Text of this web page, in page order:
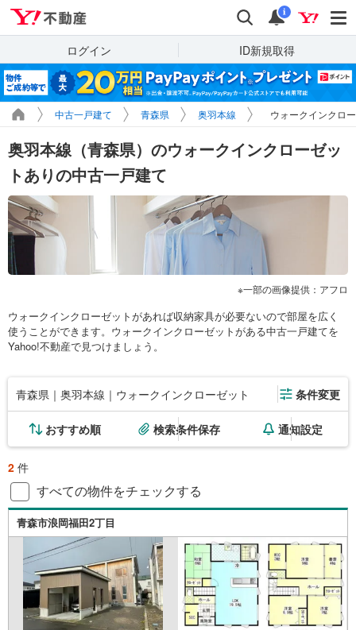
検索 通知
i
ログイン ID新規取得
中古一戸建て 青森県 奥羽本線 ウォークインクロ
奥羽本線（青森県）のウォークインクローゼッ
トありの中古一戸建て
一部の画像提供：アフロ
ウォークインクローゼットがあれば収納家具が必要ないので部屋を広く
使うことができます。ウォークインクローゼットがある中古一戸建てを
Yahoo!不動産で見つけましょう。
青森県｜奥羽本線｜ウォークインクローゼット 条件変更
おすすめ順 検索条件保存 通知設定
2 件
すべての物件をチェックする
青森市浪岡福田2丁目